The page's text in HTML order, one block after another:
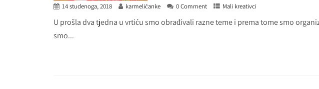
14 studenoga, 2018 karmelićanke 0 Comment Mali kreativci
U prošla dva tjedna u vrtiću smo obrađivali razne teme i prema tome smo
smo...